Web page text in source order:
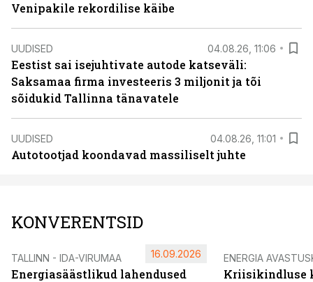
Venipakile rekordilise käibe
UUDISED 04.08.26, 11:06
Eestist sai isejuhtivate autode katseväli:
Saksamaa firma investeeris 3 miljonit ja tõi
sõidukid Tallinna tänavatele
UUDISED 04.08.26, 11:01
Autotootjad koondavad massiliselt juhte
KONVERENTSID
TALLINN - IDA-VIRUMAA
Energiasäästlikud lahendused
16.09.2026 ENERGIA
Kriisikindluse